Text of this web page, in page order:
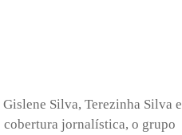
Silva, Terezinha Silva e
cobertura jornalística, o grupo